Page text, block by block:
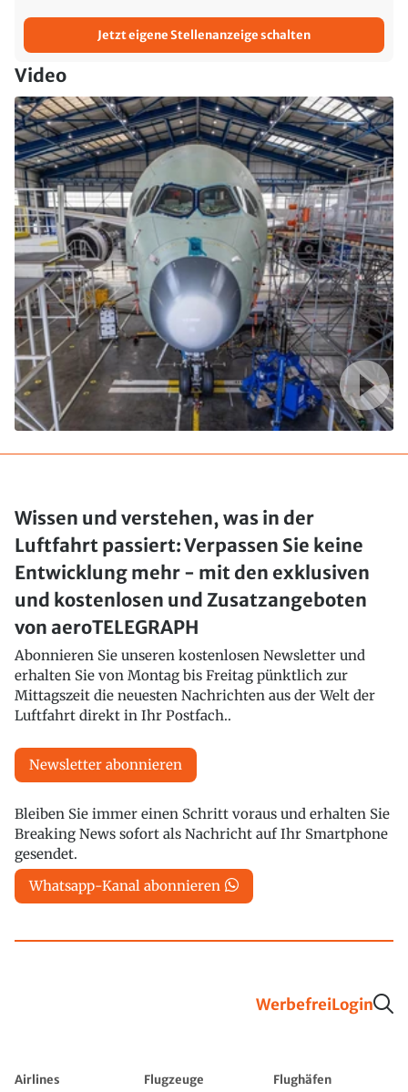
Jetzt eigene Stellenanzeige schalten
Video
Wissen und verstehen, was in der
Luftfahrt passiert: Verpassen Sie keine
Entwicklung mehr - mit den exklusiven
und kostenlosen und Zusatzangeboten
von aeroTELEGRAPH
Abonnieren Sie unseren kostenlosen Newsletter und
erhalten Sie von Montag bis Freitag pünktlich zur
Mittagszeit die neuesten Nachrichten aus der Welt der
Luftfahrt direkt in Ihr Postfach..
Newsletter abonnieren
Bleiben Sie immer einen Schritt voraus und erhalten Sie
Breaking News sofort als Nachricht auf Ihr Smartphone
gesendet.
Whatsapp-Kanal abonnieren
WerbefreiLogin
Airlines Flugzeuge
Flughäfen